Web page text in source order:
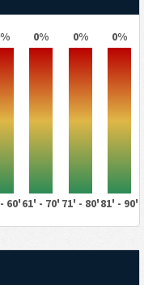
0% 0% 0%
60'61' - 70' 71' - 80'81' - 90'